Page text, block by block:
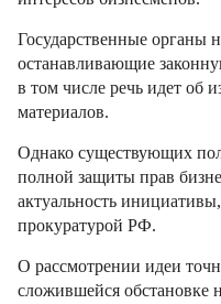
Государственные органы
останавливающие
в том числе речь идет об
материалов.
Однако существующих
полной защиты прав
актуальность
прокуратурой РФ.
О рассмотрении идеи
сложившейся обстановке